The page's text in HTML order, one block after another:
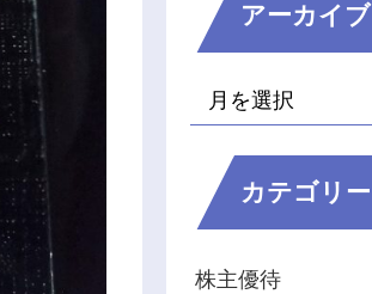
アーカイブ
カテゴリー
株主優待